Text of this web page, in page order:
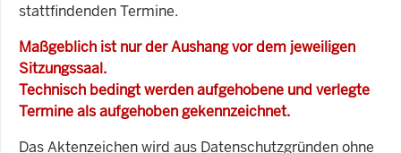
stattfindenden Termine.
Maßgeblich ist nur der Aushang vor dem jeweiligen
Sitzungssaal.
Technisch bedingt werden aufgehobene und verlegte
Termine als aufgehoben gekennzeichnet.
Das Aktenzeichen wird aus Datenschutzgründen ohne